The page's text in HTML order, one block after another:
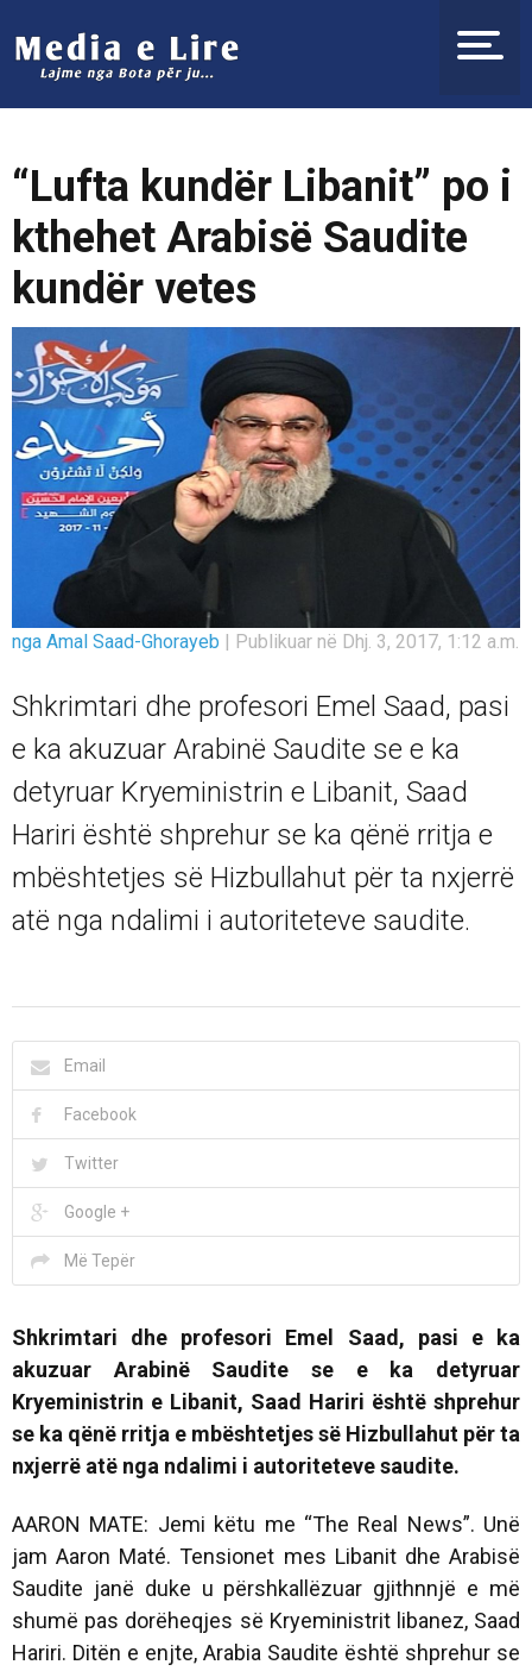
“Lufta kundër Libanit” po i
kthehet Arabisë Saudite
kundër vetes
nga Amal Saad-Ghorayeb | Publikuar në Dhj. 3, 2017, 1:12 a.m.
Shkrimtari dhe profesori Emel Saad, pasi
e ka akuzuar Arabinë Saudite se e ka
detyruar Kryeministrin e Libanit, Saad
Hariri është shprehur se ka qënë rritja e
mbështetjes së Hizbullahut për ta nxjerrë
atë nga ndalimi i autoriteteve saudite.
Email
Facebook
Twitter
Google +
Më Tepër
Shkrimtari dhe profesori Emel Saad, pasi e ka
akuzuar Arabinë Saudite se e ka detyruar
Kryeministrin e Libanit, Saad Hariri është shprehur
se ka qënë rritja e mbështetjes së Hizbullahut për ta
nxjerrë atë nga ndalimi i autoriteteve saudite.
AARON MATE: Jemi këtu me “The Real News”. Unë
jam Aaron Maté. Tensionet mes Libanit dhe Arabisë
Saudite janë duke u përshkallëzuar gjithnnjë e më
shumë pas dorëheqjes së Kryeministrit libanez, Saad
Hariri. Ditën e enjte, Arabia Saudite është shprehur se